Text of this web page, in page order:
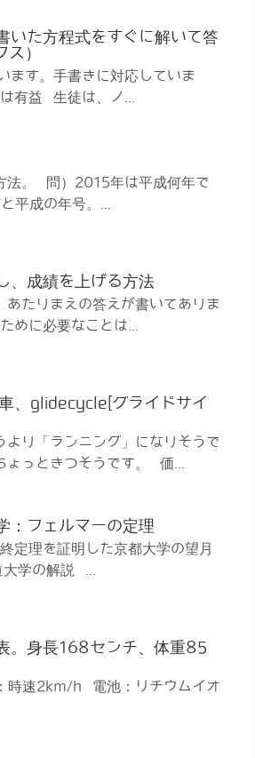
いた方程式をすぐに解いて答
）
ます。手書きに対応していま
有益 生徒は、ノ...
法。 問）2015年は平成何年で
平成の年号。...
、成績を上げる方法
たりまえの答えが書いてありま
に必要なことは...
、glidecycle[グライドサイ
り「ランニング」になりそうで
っときつそうです。 価...
：フェルマーの定理
定理を証明した京都大学の望月
学の解説 ...
。身長168センチ、体重85
時速2km/h 電池：リチウムイオ